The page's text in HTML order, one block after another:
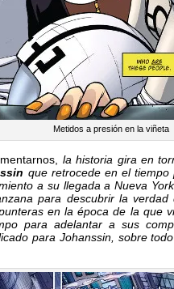
Metidos a presión en la viñeta
la historia gira en
que retrocede en el
a su llegada a Nueva
para descubrir la
en la época de la que
para adelantar a sus
para Johanssin, sobre